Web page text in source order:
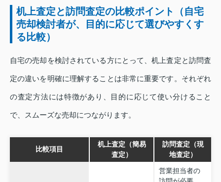
机上査定と訪問査定の比較ポイント（自宅
売却検討者が、目的に応じて選びやすくす
る比較）
自宅の売却を検討されている方にとって、机上査定と訪問査
定の違いを明確に理解することは非常に重要です。それぞれ
の査定方法には特徴があり、目的に応じて使い分けること
で、スムーズな売却につながります。
比較項目
机上査定（簡易
査定）
訪問査定（現
地査定）
営業担当者の